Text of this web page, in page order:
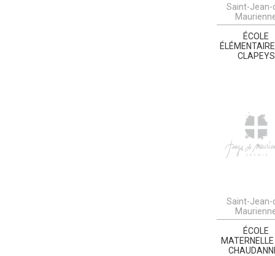
Saint-Jean-
ÉCOLE
CLAPEYS
Saint-Jean-
ÉCOLE